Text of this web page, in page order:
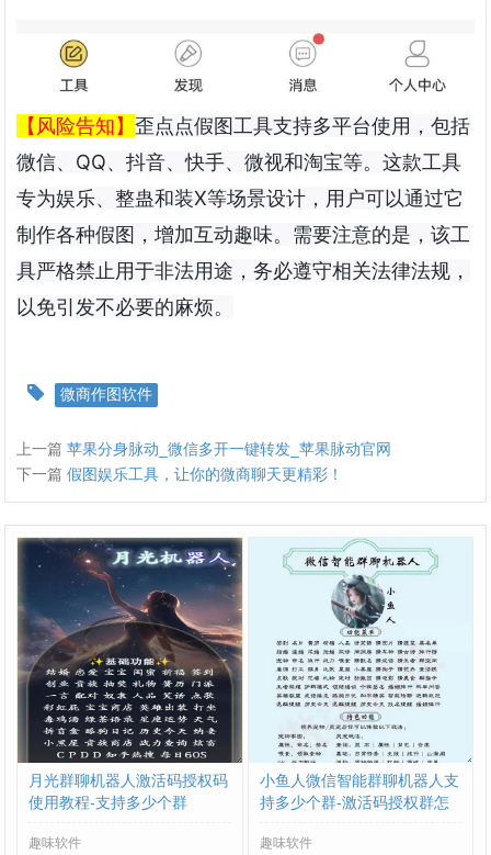
【风险告知】歪点点假图工具支持多平台使用，包括
微信、QQ、抖音、快手、微视和淘宝等。这款工具
专为娱乐、整蛊和装X等场景设计，用户可以通过它
制作各种假图，增加互动趣味。需要注意的是，该工
具严格禁止用于非法用途，务必遵守相关法律法规，
以免引发不必要的麻烦。
微商作图软件
上一篇苹果分身脉动_微信多开一键转发_苹果脉动官网
下一篇假图娱乐工具，让你的微商聊天更精彩！
月光群聊机器人激活码授权码
使用教程-支持多少个群
趣味软件
小鱼人微信智能群聊机器人支
持多少个群-激活码授权群怎
趣味软件